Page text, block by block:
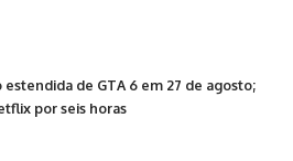
de GTA 6 em 27 de agosto;
por seis horas